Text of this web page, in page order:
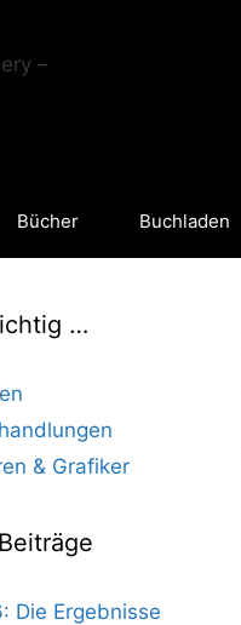
Bücher Buchladen
…
& Grafiker
Die Ergebnisse